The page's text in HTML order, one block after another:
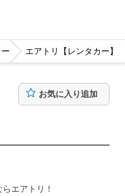
エアトリ【レンタカー】
お気に入り追加
エアトリ！